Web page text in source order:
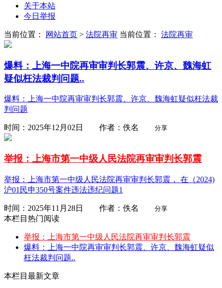
关于本站
今日举报
当前位置： 网站首页 > 法院再审 当前位置： 法院再审
爆料：上海一中院再审审判长郭震、许京、魏海虹
疑似枉法裁判问题..
爆料：上海一中院再审审判长郭震、许京、魏海虹疑似枉法裁
判问题
时间：2025年12月02日 作者：佚名 分享
举报：上海市第一中级人民法院再审审判长郭震
举报：上海市第一中级人民法院再审审判长郭震， 在（2024)
沪01民申350号案件违法违纪问题1
时间：2025年11月28日 作者：佚名 分享
本栏目热门阅读
举报：上海市第一中级人民法院再审审判长郭震
爆料：上海一中院再审审判长郭震、许京、魏海虹疑似
枉法裁判问题..
本栏目最新文章